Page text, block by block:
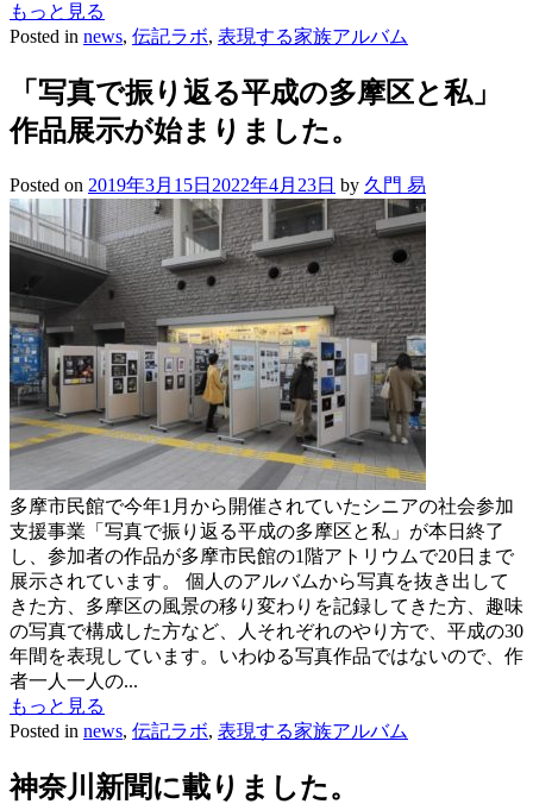
もっと見る
Posted in news, 伝記ラボ, 表現する家族アルバム
「写真で振り返る平成の多摩区と私」
作品展示が始まりました。
Posted on 2019年3月15日 2022年4月23日 by 久門 易
多摩市民館で今年1月から開催されていたシニアの社会参加
支援事業「写真で振り返る平成の多摩区と私」が本日終了
し、参加者の作品が多摩市民館の1階アトリウムで20日まで
展示されています。 個人のアルバムから写真を抜き出して
きた方、多摩区の風景の移り変わりを記録してきた方、趣味
の写真で構成した方など、人それぞれのやり方で、平成の30
年間を表現しています。いわゆる写真作品ではないので、作
者一人一人の...
もっと見る
Posted in news, 伝記ラボ, 表現する家族アルバム
神奈川新聞に載りました。